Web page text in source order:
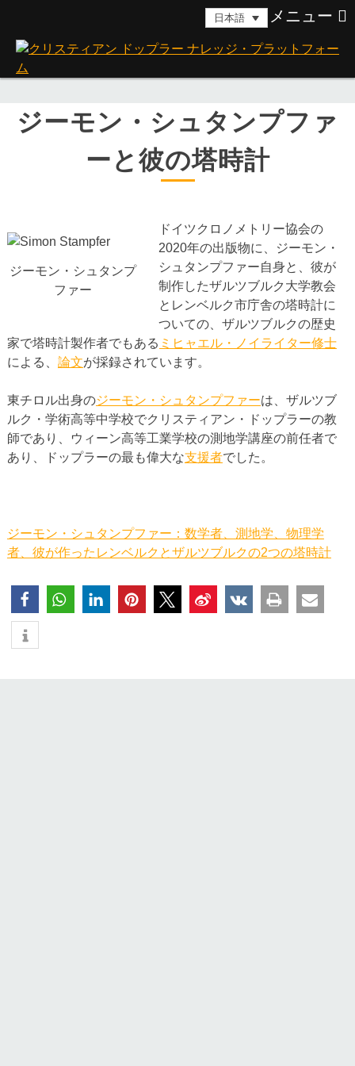
content
日本語 メニュー
ジーモン・シュタンプファ
ーと彼の塔時計
ジーモン・シュタンプ
ファー
ドイツクロノメトリー協会の
2020年の出版物に、ジーモン・
シュタンプファー自身と、彼が
制作したザルツブルク大学教会
とレンベルク市庁舎の塔時計に
ついての、ザルツブルクの歴史
家で塔時計製作者でもある ミヒャエル・ノイライター修士
による、 論文が採録されています。
東チロル出身のジーモン・シュタンプファーは、ザルツブ
ルク・学術高等中学校でクリスティアン・ドップラーの教
師であり、ウィーン高等工業学校の測地学講座の前任者で
あり、ドップラーの最も偉大な支援者でした。
ジーモン・シュタンプファー：数学者、測地学、物理学
者、彼が作ったレンベルクとザルツブルクの2つの塔時計